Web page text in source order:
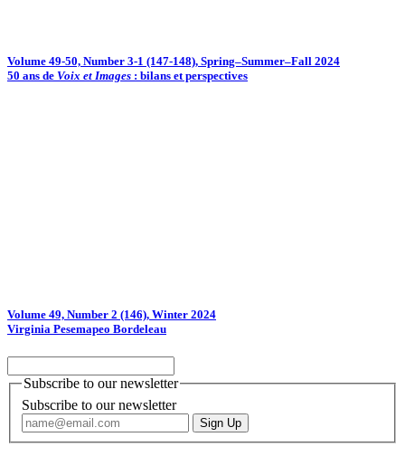
Volume 49-50, Number 3-1 (147-148), Spring–Summer–Fall 2024
50 ans de Voix et Images : bilans et perspectives
Volume 49, Number 2 (146), Winter 2024
Virginia Pesemapeo Bordeleau
Subscribe to our newsletter
Subscribe to our newsletter